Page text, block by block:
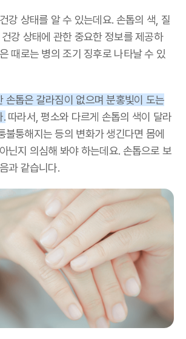
강 상태를 알 수 있는데요. 손톱의 색, 질
강 상태에 관한 중요한 정보를 제공하
때로는 병의 조기 징후로 나타날 수 있
손톱은 갈라짐이 없으며 분홍빛이 도는
.따라서, 평소와 다르게 손톱의 색이 달라
불퉁해지는 등의 변화가 생긴다면 몸에
닌지 의심해 봐야 하는데요. 손톱으로 보
과 같습니다.